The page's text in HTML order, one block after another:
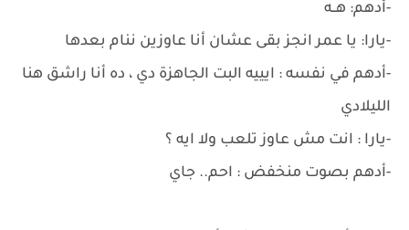
-أدهم: هــه
-يارا: يا عمر انجز بقى عشان أنا عاوزين ننام بعدها
-أدهم في نفسه : ايييه البت الجاهزة دي ، ده أنا راشق هنا
الليلادي
-يارا : انت مش عاوز تلعب ولا ايه ؟
-أدهم بصوت منخفض : احم.. جاي